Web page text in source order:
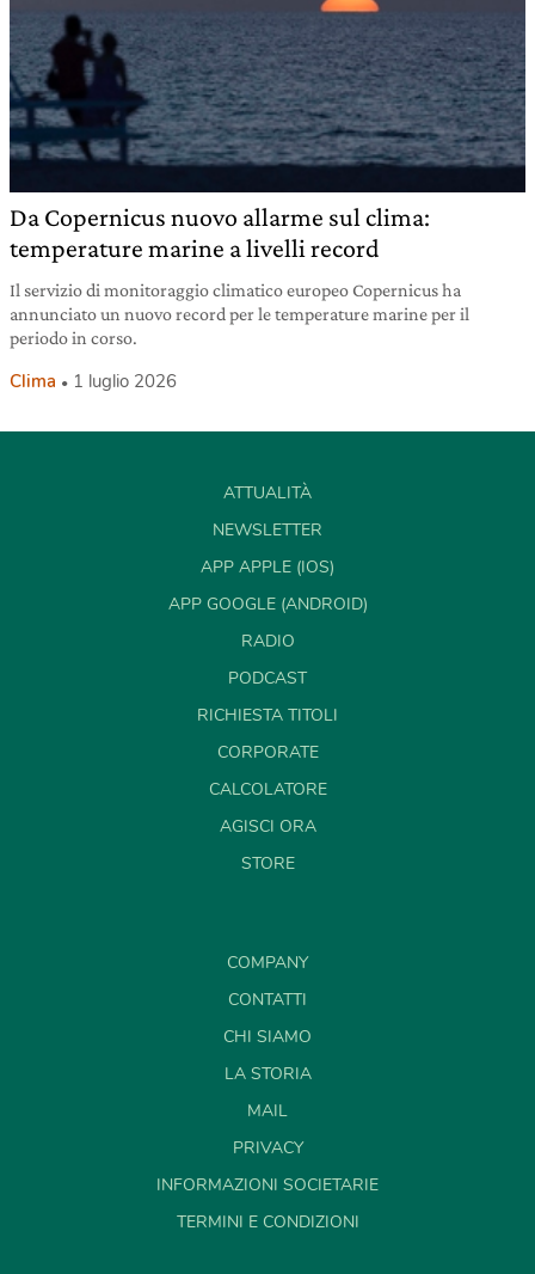
Da Copernicus nuovo allarme sul clima:
temperature marine a livelli record
Il servizio di monitoraggio climatico europeo Copernicus ha
annunciato un nuovo record per le temperature marine per il
periodo in corso.
Clima 1 luglio 2026
ATTUALITÀ
NEWSLETTER
APP APPLE (IOS)
APP GOOGLE (ANDROID)
RADIO
PODCAST
RICHIESTA TITOLI
CORPORATE
CALCOLATORE
AGISCI ORA
STORE
COMPANY
CONTATTI
CHI SIAMO
LA STORIA
MAIL
PRIVACY
INFORMAZIONI SOCIETARIE
TERMINI E CONDIZIONI